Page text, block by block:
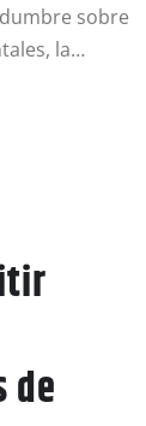
sobre
la…
de